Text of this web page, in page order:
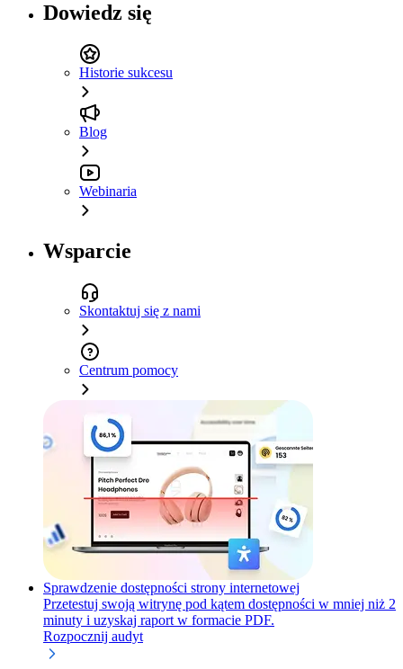
Dowiedz się
Historie sukcesu
Blog
Webinaria
Wsparcie
Skontaktuj się z nami
Centrum pomocy
Sprawdzenie dostępności strony internetowej
Przetestuj swoją witrynę pod kątem dostępności w mniej niż 2
minuty i uzyskaj raport w formacie PDF.
Rozpocznij audyt